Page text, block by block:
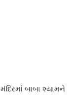
બાબા શ્યામને